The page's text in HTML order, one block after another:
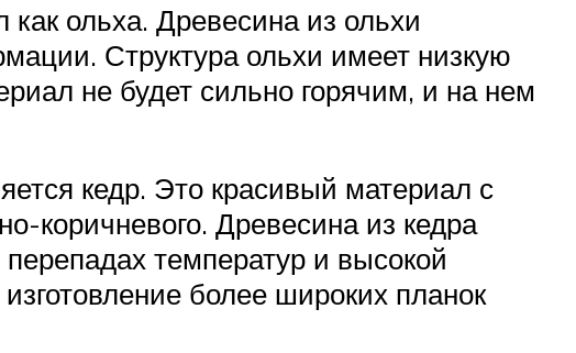
ольха. Древесина из ольхи
Структура ольхи имеет низкую
не будет сильно горячим, и на нем
кедр. Это красивый материал с
коричневого. Древесина из кедра
температур и высокой
более широких планок